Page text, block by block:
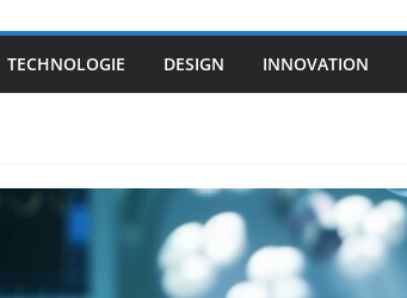
TECHNOLOGIE DESIGN INNOVATION